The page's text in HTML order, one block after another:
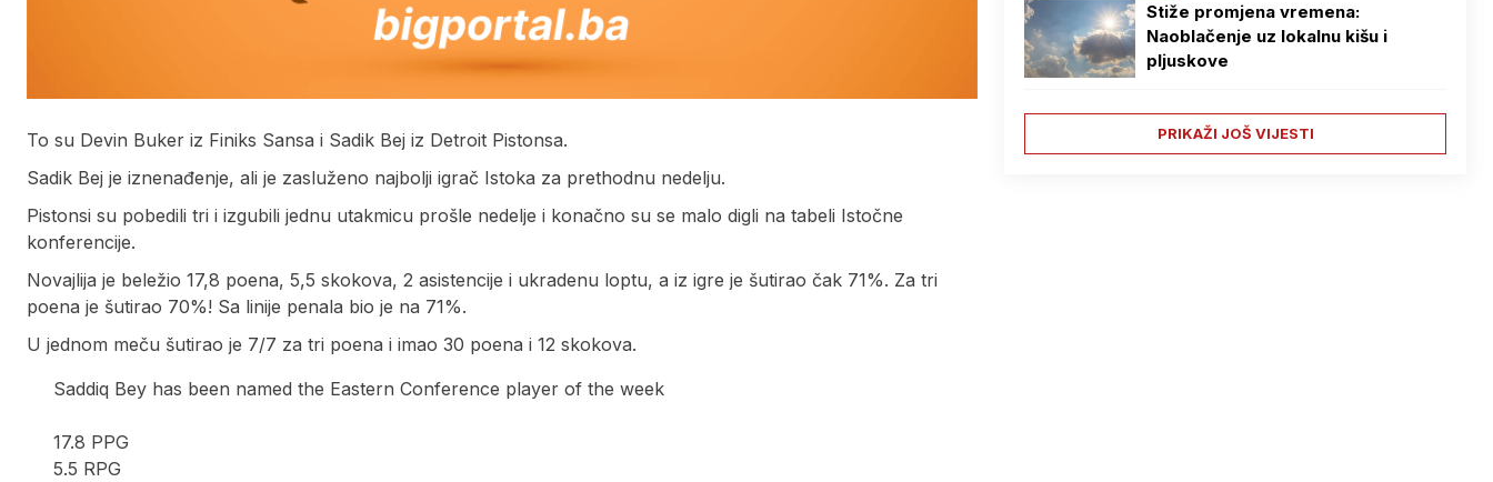
To su Devin Buker iz Finiks Sansa i Sadik Bej iz Detroit Pistonsa.
Sadik Bej je iznenađenje, ali je zasluženo najbolji igrač Istoka za prethodnu nedelju.
Pistonsi su pobedili tri i izgubili jednu utakmicu prošle nedelje i konačno su se malo digli na tabeli Istočne
konferencije.
Novajlija je beležio 17,8 poena, 5,5 skokova, 2 asistencije i ukradenu loptu, a iz igre je šutirao čak 71%. Za tri
poena je šutirao 70%! Sa linije penala bio je na 71%.
U jednom meču šutirao je 7/7 za tri poena i imao 30 poena i 12 skokova.
Saddiq Bey has been named the Eastern Conference player of the week
17.8 PPG
5.5 RPG
Stiže promjena vremena:
Naoblačenje uz lokalnu kišu i
pljuskove
PRIKAŽI JOŠ VIJESTI